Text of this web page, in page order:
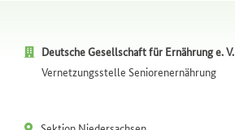
Deutsche Gesellschaft für Ernährung e. V.
Vernetzungsstelle Seniorenernährung